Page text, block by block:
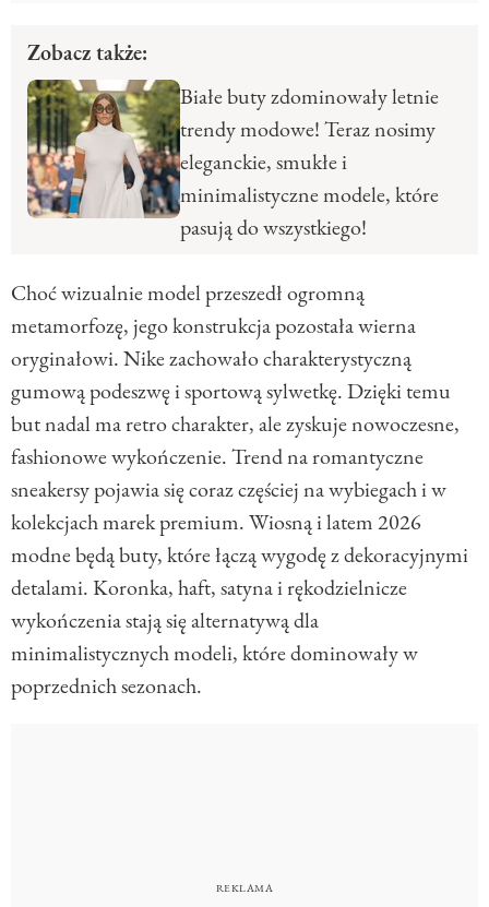
Zobacz także:
Białe buty zdominowały letnie
trendy modowe! Teraz nosimy
eleganckie, smukłe i
minimalistyczne modele, które
pasują do wszystkiego!
Choć wizualnie model przeszedł ogromną
metamorfozę, jego konstrukcja pozostała wierna
oryginałowi. Nike zachowało charakterystyczną
gumową podeszwę i sportową sylwetkę. Dzięki temu
but nadal ma retro charakter, ale zyskuje nowoczesne,
fashionowe wykończenie. Trend na romantyczne
sneakersy pojawia się coraz częściej na wybiegach i w
kolekcjach marek premium. Wiosną i latem 2026
modne będą buty, które łączą wygodę z dekoracyjnymi
detalami. Koronka, haft, satyna i rękodzielnicze
wykończenia stają się alternatywą dla
minimalistycznych modeli, które dominowały w
poprzednich sezonach.